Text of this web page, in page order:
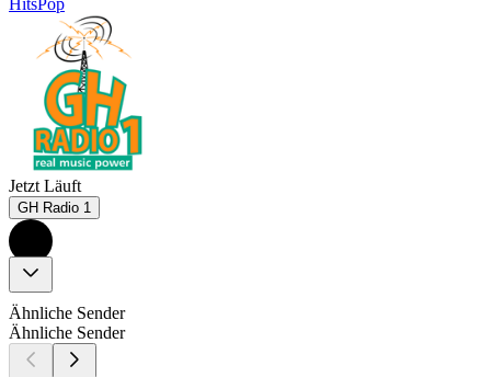
HitsPop
Jetzt Läuft
GH Radio 1
Ähnliche Sender
Ähnliche Sender